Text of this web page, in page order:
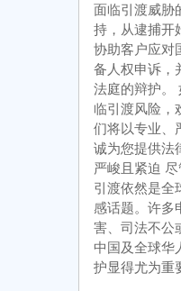
面临引渡威胁
持，从逮捕开
协助客户应对
备人权申诉，
法庭的辩护。
临引渡风险，
们将以专业、
诚为您提供法
严峻且紧迫
引渡依然是全
感话题。许多
害、司法不公
中国及全球华
护显得尤为重